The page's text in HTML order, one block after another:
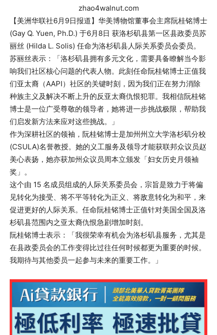
zhao4walnut.com
【美洲华联社6月9日报道】华美博物馆董事会主席阮桂铭博士
(Gay Q. Yuen, Ph.D.) 于6月8日 获洛杉矶县第一区县政委员苏
丽丝 (Hilda L. Solis) 任命为洛杉矶县人际关系委员会委员。
苏丽丝表示：「洛杉矶县拥有多元文化，需要具备瞭解当今影
响我们社区核心问题的代表人物。此刻任命阮桂铭博士正值我
们亚太裔（AAPI）社区的关键时刻，因为我们正在努力消除
种族主义及解决不断上升的反亚太裔仇恨犯罪。我相信阮桂铭
博士是一位广受尊敬的领导者，她将进一步挑战极限，帮助我
们启发新方法来应对这些挑战。」
作为深耕社区的领袖，阮桂铭博士是加州州立大学洛杉矶分校
(CSULA)名誉教授。她的义工服务及领导才能获联邦众议员赵
美心表扬，她亦获加州众议员周本立颁发「妇女历史月领袖
奖」。
这个由 15 名成员组成的人际关系委员会，宗旨是致力于将偏
见转化为接受、将不平等转化为正义、将敌意转化为和平，来
促进更好的人际关系。任命阮桂铭博士正值针对美国全国及洛
杉矶县范围内之亚太裔仇恨急剧增加时刻。
阮桂铭博士表示：「我很荣幸有机会为洛杉矶县服务，尤其是
在县政委员会的工作变得比过往任何时候都更为重要的时候。
我期待与其他委员一起参与未来的重要工作。」